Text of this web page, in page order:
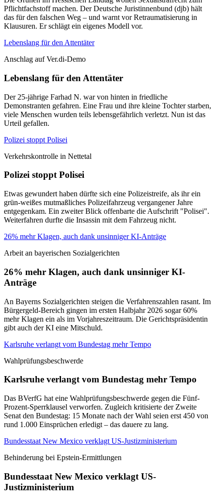
Pflichtfachstoff machen. Der Deutsche Juristinnenbund (djb) hält
das für den falschen Weg – und warnt vor Retraumatisierung in
Klausuren. Er schlägt ein eigenes Modell vor.
Lebenslang für den Attentäter
Anschlag auf Ver.di-Demo
Lebenslang für den Attentäter
Der 25-jährige Farhad N. war von hinten in friedliche
Demonstranten gefahren. Eine Frau und ihre kleine Tochter starben,
viele Menschen wurden teils lebensgefährlich verletzt. Nun ist das
Urteil gefallen.
Polizei stoppt Polisei
Verkehrskontrolle in Nettetal
Polizei stoppt Polisei
Etwas gewundert haben dürfte sich eine Polizeistreife, als ihr ein
grün-weißes mutmaßliches Polizeifahrzeug vergangener Jahre
entgegenkam. Ein zweiter Blick offenbarte die Aufschrift "Polisei".
Weiterfahren durfte die Insassin mit dem Fahrzeug nicht.
26% mehr Klagen, auch dank unsinniger KI-Anträge
Arbeit an bayerischen Sozialgerichten
26% mehr Klagen, auch dank unsinniger KI-
Anträge
An Bayerns Sozialgerichten steigen die Verfahrenszahlen rasant. Im
Bürgergeld-Bereich gingen im ersten Halbjahr 2026 sogar 60%
mehr Klagen ein als im Vorjahreszeitraum. Die Gerichtspräsidentin
gibt auch der KI eine Mitschuld.
Karlsruhe verlangt vom Bundestag mehr Tempo
Wahlprüfungsbeschwerde
Karlsruhe verlangt vom Bundestag mehr Tempo
Das BVerfG hat eine Wahlprüfungsbeschwerde gegen die Fünf-
Prozent-Sperrklausel verworfen. Zugleich kritisierte der Zweite
Senat den Bundestag: 15 Monate nach der Wahl seien erst 450 von
rund 1.000 Einsprüchen erledigt – das dauere zu lang.
Bundesstaat New Mexico verklagt US-Justizministerium
Behinderung bei Epstein-Ermittlungen
Bundesstaat New Mexico verklagt US-
Justizministerium